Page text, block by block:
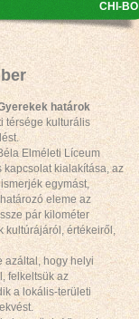
CHI-BO
határok
térsége kulturális
Elméleti Líceum
kapcsolat kialakítása, az
egymást,
eleme az
pár kilométer
értékeiről,
azáltal, hogy helyi
felkeltsük az
a lokális-területi